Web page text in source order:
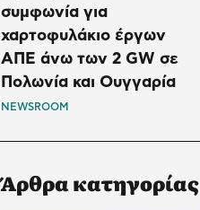
συμφωνία για
χαρτοφυλάκιο έργων
ΑΠΕ άνω των 2 GW σε
Πολωνία και Ουγγαρία
NEWSROOM
Άρθρα κατηγορίας